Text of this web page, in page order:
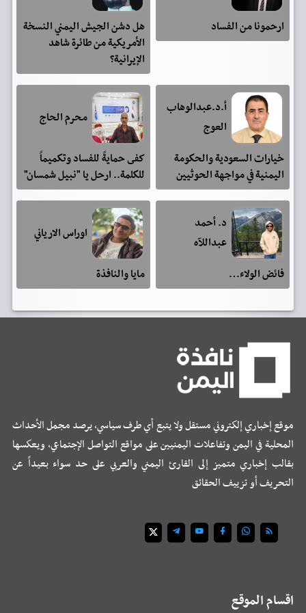
ارحمونا من الفساد
هل دشن الجيش اليمني النسخة
الأمريكية من طائرة شاهد
الإيرانية؟
أ.د.عبدالوهاب
العوج
خيارات السعودية والحكومة
اليمنية في مواجهة الحوثيين
محرم الحاج
كفى حمايةً للفساد وتكميماً
للكلمة.. ارحل يا "نبيل شمسان"
د. أحمد
عبداللآه
فائض الولاء…
اوراس الارياني
مايا والنافذة
موقع إخباري إلكتروني مستقل ولا يتبع أي طرف سياسي، يرصد مجمل الأحداث
المحلية في اليمن وتفاعلات اليمنيين على مواقع التواصل الإجتماعي، ويعكسها
بقالب إخباري متميز إلى القارئ اليمني والعربي على حد سواء بعيداً عن
التحريف أو تزييف الحقائق
اقسام الموقع